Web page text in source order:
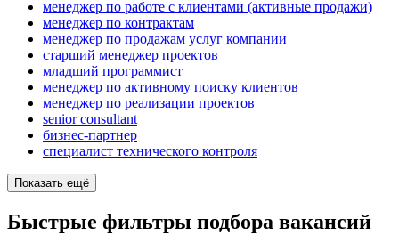
менеджер по работе с клиентами (активные продажи)
менеджер по контрактам
менеджер по продажам услуг компании
старший менеджер проектов
младший программист
менеджер по активному поиску клиентов
менеджер по реализации проектов
senior consultant
бизнес-партнер
специалист технического контроля
Показать ещё
Быстрые фильтры подбора вакансий